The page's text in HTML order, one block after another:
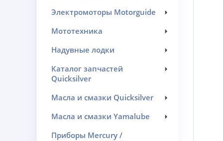
Электромоторы Motorguide
Мототехника
Надувные лодки
Каталог запчастей
Quicksilver
Масла и смазки Quicksilver
Масла и смазки Yamalube
Приборы Mercury /